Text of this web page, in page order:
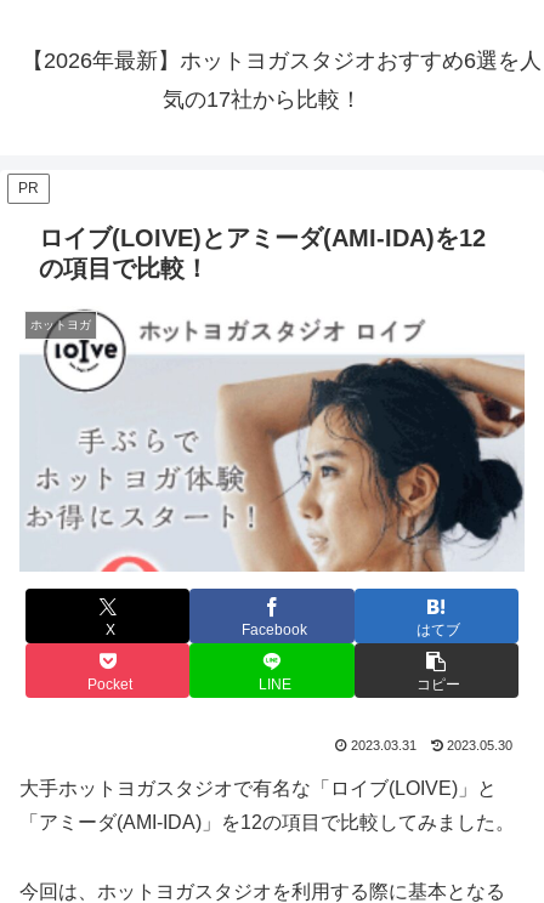
【2026年最新】ホットヨガスタジオおすすめ6選を人
気の17社から比較！
PR
ロイブ(LOIVE)とアミーダ(AMI-IDA)を12
の項目で比較！
ホットヨガ
X Facebook はてブ
Pocket LINE コピー
2023.03.31 2023.05.30
大手ホットヨガスタジオで有名な「ロイブ(LOIVE)」と
「アミーダ(AMI-IDA)」を12の項目で比較してみました。
今回は、ホットヨガスタジオを利用する際に基本となる